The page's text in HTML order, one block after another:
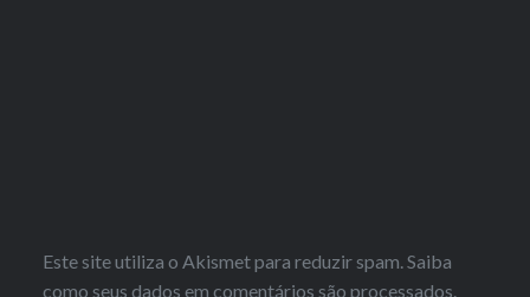
Este site utiliza o Akismet para reduzir spam.Saiba
como seus dados em comentários são processados.